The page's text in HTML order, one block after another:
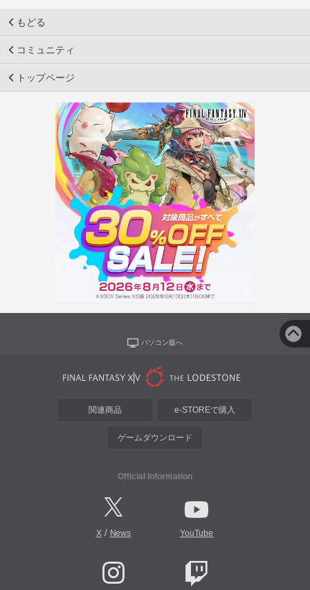
もどる
コミュニティ
トップページ
パソコン版へ
関連商品 e-STOREで購入
ゲームダウンロード
Official Information
X/ News YouTube